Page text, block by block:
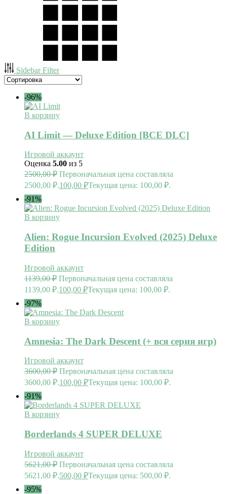
Sidebar Filter
-96%
В корзину
AI Limit — Deluxe Edition [ВСЕ DLC]
Игровой аккаунт
Оценка 5.00 из 5
2500,00₽ Первоначальная цена составляла
2500,00 ₽.100,00 ₽Текущая цена: 100,00 ₽.
-91%
В корзину
Alien: Rogue Incursion Evolved (2025) Deluxe
Edition
Игровой аккаунт
1139,00₽ Первоначальная цена составляла
1139,00 ₽.100,00 ₽Текущая цена: 100,00 ₽.
-97%
В корзину
Amnesia: The Dark Descent (+ вся серия игр)
Игровой аккаунт
3600,00₽ Первоначальная цена составляла
3600,00 ₽.100,00 ₽Текущая цена: 100,00 ₽.
-91%
В корзину
Borderlands 4 SUPER DELUXE
Игровой аккаунт
5621,00₽ Первоначальная цена составляла
5621,00 ₽.500,00 ₽Текущая цена: 500,00 ₽.
-95%